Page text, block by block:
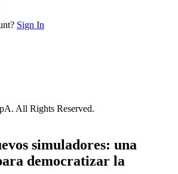
Sign In
All Rights Reserved.
simuladores: una
democratizar la